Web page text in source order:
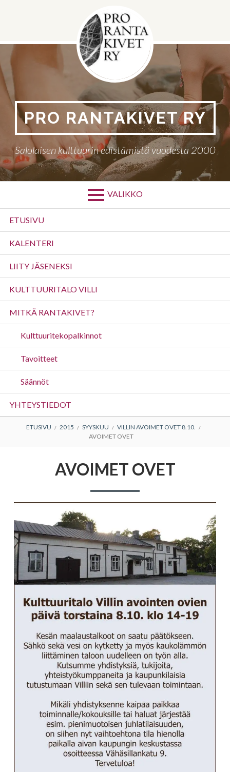
PRO RANTAKIVET RY
Salolaisen kulttuurin edistämistä vuodesta 2000
VALIKKO
Ensisijainen
valikko
ETUSIVU
KALENTERI
LIITY JÄSENEKSI
KULTTUURITALO VILLI
MITKÄ RANTAKIVET?
Kulttuuritekopalkinnot
Tavoitteet
Säännöt
YHTEYSTIEDOT
MURUPOLKU
ETUSIVU 2015 SYYSKUU
VILLIN AVOIMET OVET 8.10.
AVOIMET OVET
AVOIMET OVET